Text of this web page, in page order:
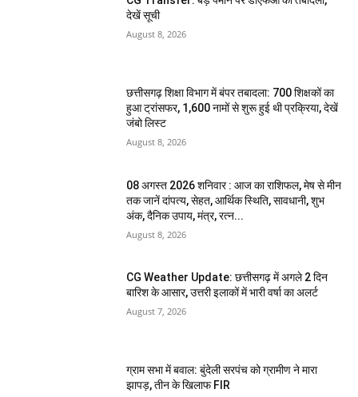
देखें सूची
August 8, 2026
छत्तीसगढ़ शिक्षा विभाग में बंपर तबादला: 700 शिक्षकों का
हुआ ट्रांसफर, 1,600 नामों से शुरू हुई थी प्रक्रिया, देखें
जंबो लिस्ट
August 8, 2026
08 अगस्त 2026 शनिवार : आज का राशिफल, मेष से मीन
तक जानें दांपत्य, सेहत, आर्थिक स्थिति, सावधानी, शुभ
अंक, दैनिक उपाय, मंत्र, रत्न...
August 8, 2026
CG Weather Update: छत्तीसगढ़ में अगले 2 दिन
बारिश के आसार, उत्तरी इलाकों में भारी वर्षा का अलर्ट
August 7, 2026
ग्राम सभा में बवाल: बुंदेली सरपंच को ग्रामीण ने मारा
झापड़, तीन के खिलाफ FIR